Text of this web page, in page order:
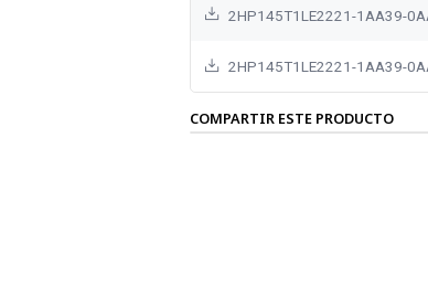
2HP145T1LE2221-1AA39-
2HP145T1LE2221-1AA39-
COMPARTIR ESTE PRODUCTO